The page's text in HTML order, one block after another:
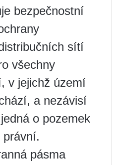
bezpečnostní
sítí
všechny
v jejichž území
a nezávisí
o pozemek
právní.
pásma